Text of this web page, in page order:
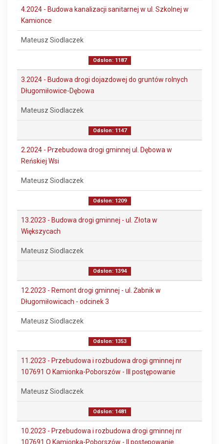
4.2024 - Budowa kanalizacji sanitarnej w ul. Szkolnej w
Kamionce
Mateusz Siodlaczek
Odsłon: 1187
3.2024 - Budowa drogi dojazdowej do gruntów rolnych
Długomiłowice-Dębowa
Mateusz Siodlaczek
Odsłon: 1147
2.2024 - Przebudowa drogi gminnej ul. Dębowa w
Reńskiej Wsi
Mateusz Siodlaczek
Odsłon: 1209
13.2023 - Budowa drogi gminnej - ul. Złota w
Większycach
Mateusz Siodlaczek
Odsłon: 1394
12.2023 - Remont drogi gminnej - ul. Żabnik w
Długomiłowicach - odcinek 3
Mateusz Siodlaczek
Odsłon: 1353
11.2023 - Przebudowa i rozbudowa drogi gminnej nr
107691 O Kamionka-Poborszów - III postępowanie
Mateusz Siodlaczek
Odsłon: 1481
10.2023 - Przebudowa i rozbudowa drogi gminnej nr
107691 O Kamionka-Poborszów - II postępowanie